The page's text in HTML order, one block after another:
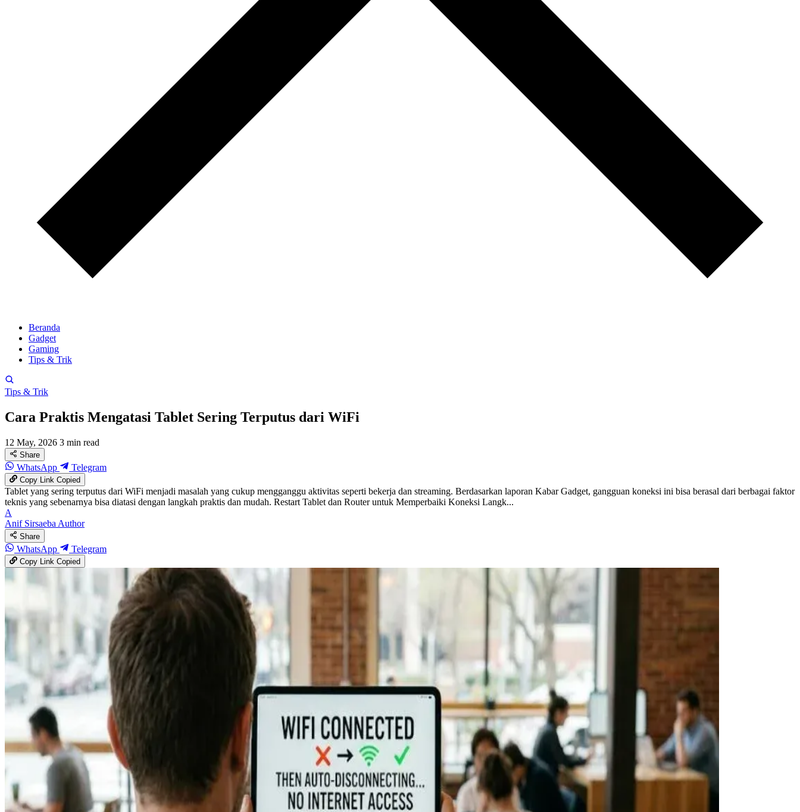
Beranda
Gadget
Gaming
Tips & Trik
Tips & Trik
Cara Praktis Mengatasi Tablet Sering Terputus dari WiFi
12 May, 2026 3 min read
Share
WhatsApp Telegram
Copy LinkCopied
Tablet yang sering terputus dari WiFi menjadi masalah yang cukup mengganggu aktivitas seperti bekerja dan streaming. Berdasarkan laporan Kabar Gadget, gangguan koneksi ini bisa berasal dari berbagai faktor
teknis yang sebenarnya bisa diatasi dengan langkah praktis dan mudah. Restart Tablet dan Router untuk Memperbaiki Koneksi Langk...
A
Anif SirsaebaAuthor
Share
WhatsApp Telegram
Copy LinkCopied